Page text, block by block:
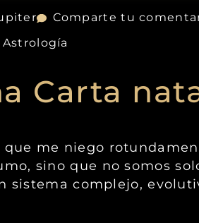
Comparte tu
Astrología
Carta
me niego
sino que no somos
complejo,